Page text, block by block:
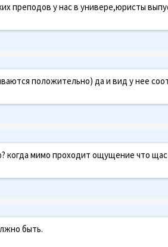
преподов у нас в универе,юристы
положительно) да и вид у нее
когда мимо проходит ощущение что щас
быть.